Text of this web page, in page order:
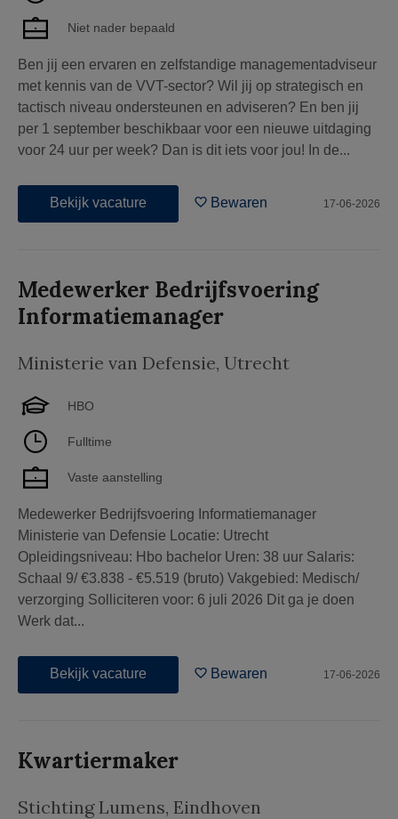
Niet nader bepaald
Ben jij een ervaren en zelfstandige managementadviseur
met kennis van de VVT-sector? Wil jij op strategisch en
tactisch niveau ondersteunen en adviseren? En ben jij
per 1 september beschikbaar voor een nieuwe uitdaging
voor 24 uur per week? Dan is dit iets voor jou! In de...
Bekijk vacature Bewaren 17-06-2026
Medewerker Bedrijfsvoering
Informatiemanager
Ministerie van Defensie, Utrecht
HBO
Fulltime
Vaste aanstelling
Medewerker Bedrijfsvoering Informatiemanager
Ministerie van Defensie Locatie: Utrecht
Opleidingsniveau: Hbo bachelor Uren: 38 uur Salaris:
Schaal 9/ €3.838 - €5.519 (bruto) Vakgebied: Medisch/
verzorging Solliciteren voor: 6 juli 2026 Dit ga je doen
Werk dat...
Bekijk vacature Bewaren 17-06-2026
Kwartiermaker
Stichting Lumens, Eindhoven